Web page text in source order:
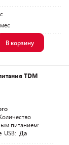
В корзину
TDM
питанием:
USB: Да